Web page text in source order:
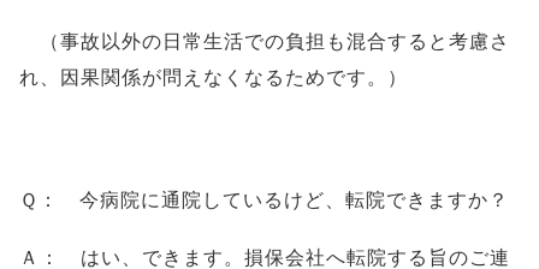
（事故以外の日常生活での負担も混合すると考慮さ
れ、因果関係が問えなくなるためです。）
Ｑ： 今病院に通院しているけど、転院できますか？
Ａ： はい、できます。損保会社へ転院する旨のご連